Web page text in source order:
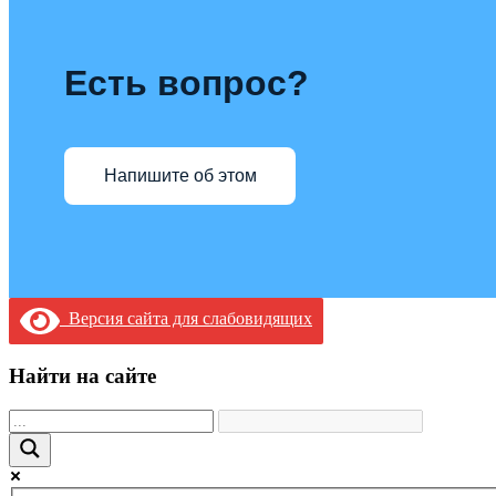
Есть вопрос?
Напишите об этом
Версия сайта для слабовидящих
Найти на сайте